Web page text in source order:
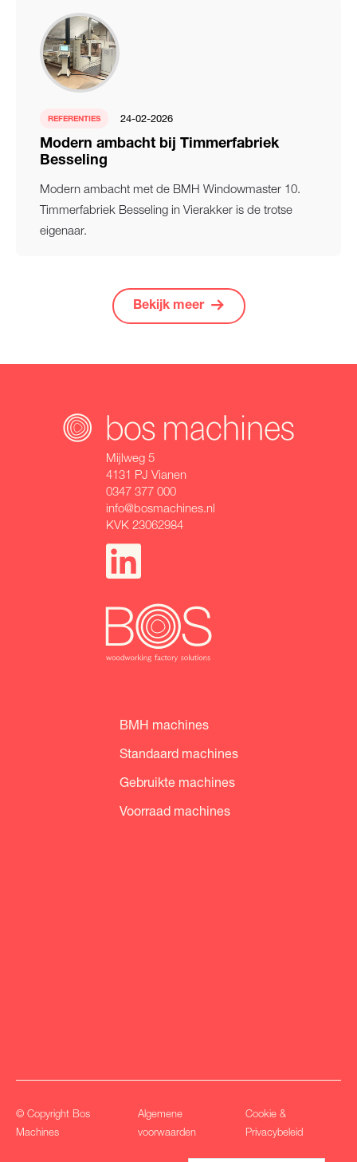
REFERENTIES 24-02-2026
Modern ambacht bij Timmerfabriek
Besseling
Modern ambacht met de BMH Windowmaster 10.
Timmerfabriek Besseling in Vierakker is de trotse
eigenaar.
Bekijk meer
Mijlweg 5
4131 PJ Vianen
0347 377 000
info@bosmachines.nl
KVK 23062984
BMH machines
Standaard machines
Gebruikte machines
Voorraad machines
© Copyright Bos
Machines
Algemene
voorwaarden
Cookie &
Privacybeleid